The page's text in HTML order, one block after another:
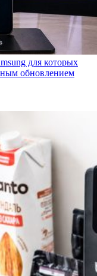
для которых
обновлением